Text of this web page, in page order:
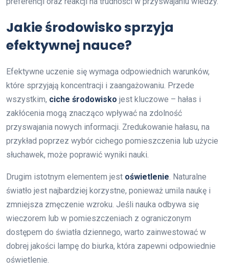
Jakie środowisko sprzyja
efektywnej nauce?
Efektywne uczenie się wymaga odpowiednich warunków,
które sprzyjają koncentracji i zaangażowaniu. Przede
wszystkim, ciche środowisko jest kluczowe – hałas i
zakłócenia mogą znacząco wpływać na zdolność
przyswajania nowych informacji. Zredukowanie hałasu, na
przykład poprzez wybór cichego pomieszczenia lub użycie
słuchawek, może poprawić wyniki nauki.
Drugim istotnym elementem jest oświetlenie . Naturalne
światło jest najbardziej korzystne, ponieważ umila naukę i
zmniejsza zmęczenie wzroku. Jeśli nauka odbywa się
wieczorem lub w pomieszczeniach z ograniczonym
dostępem do światła dziennego, warto zainwestować w
dobrej jakości lampę do biurka, która zapewni odpowiednie
oświetlenie.